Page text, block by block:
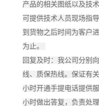
产品的相关图纸以及技
可提供技术人员现场指
到货物之后时间为客户
为止。
回复及时：我公司分别
线、质保热线。保证有
小时开通手提电话提供
小时做出答复，负责处